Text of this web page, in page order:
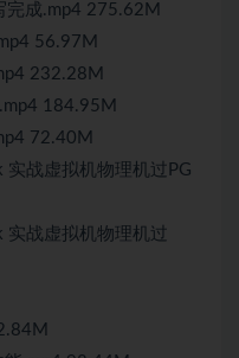
完成.mp4 275.62M
56.97M
232.28M
184.95M
72.40M
战虚拟机物理机过PG
战虚拟机物理机过